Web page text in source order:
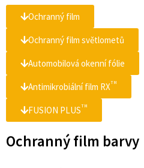
Ochranný film
Ochranný film světlometů
Automobilová okenní fólie
Antimikrobiální film RXTM
FUSION PLUSTM
Ochranný film barvy